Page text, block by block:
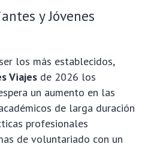
y Jóvenes
los más establecidos,
Viajes de 2026 los
un aumento en las
de larga duración
profesionales
de voluntariado con un